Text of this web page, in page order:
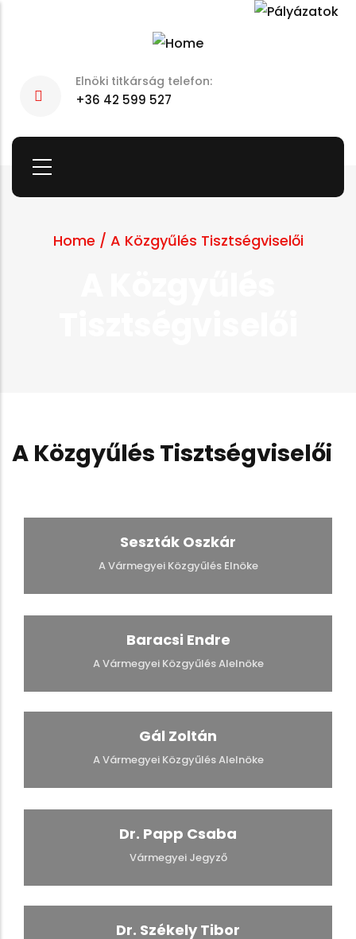
Elnöki titkárság telefon:
+36 42 599 527
Home / A Közgyűlés Tisztségviselői
A Közgyűlés Tisztségviselői
Seszták Oszkár
A Vármegyei Közgyűlés Elnöke
Baracsi Endre
A Vármegyei Közgyűlés Alelnöke
Gál Zoltán
A Vármegyei Közgyűlés Alelnöke
Dr. Papp Csaba
Vármegyei Jegyző
Dr. Székely Tibor